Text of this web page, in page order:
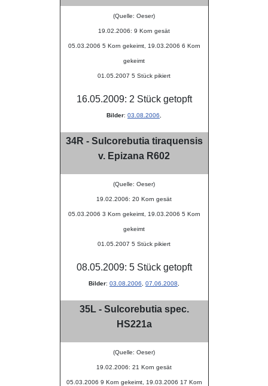
(Quelle: Oeser)
19.02.2006: 9 Korn gesät
05.03.2006 5 Korn gekeimt, 19.03.2006 6 Korn
gekeimt
01.05.2007 5 Stück pikiert
16.05.2009: 2 Stück getopft
Bilder: 03.08.2006
34R - Sulcorebutia tiraquensis
v. Epizana R602
(Quelle: Oeser)
19.02.2006: 20 Korn gesät
05.03.2006 3 Korn gekeimt, 19.03.2006 5 Korn
gekeimt
01.05.2007 5 Stück pikiert
08.05.2009: 5 Stück getopft
Bilder: 03.08.2006 07.06.2008
35L - Sulcorebutia spec.
HS221a
(Quelle: Oeser)
19.02.2006: 21 Korn gesät
05.03.2006 9 Korn gekeimt, 19.03.2006 17 Korn